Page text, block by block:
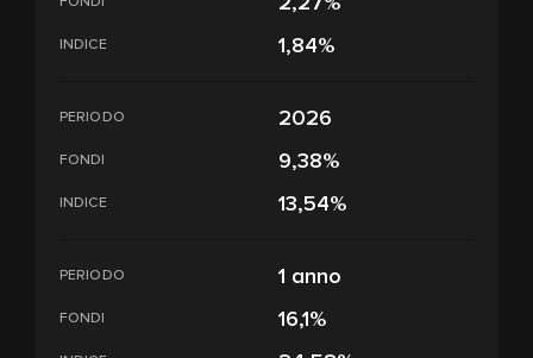
INDICE 1,84%
PERIODO 2026
FONDI 9,38%
INDICE 13,54%
PERIODO 1 anno
FONDI 16,1%